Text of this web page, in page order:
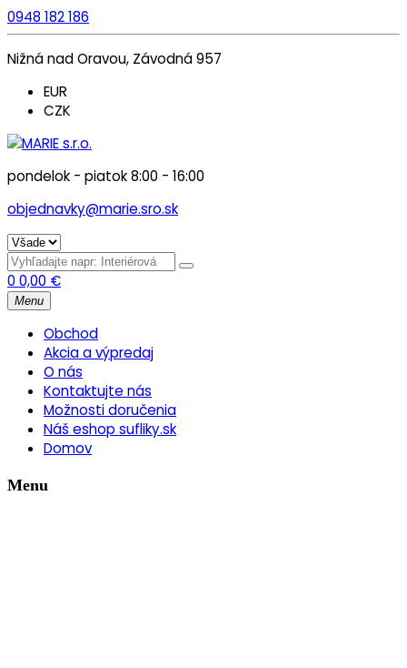
0948 182 186
Nižná nad Oravou, Závodná 957
EUR
CZK
pondelok - piatok 8:00 - 16:00
objednavky@marie.sro.sk
0 0,00 €
Menu
Obchod
Akcia a výpredaj
O nás
Kontaktujte nás
Možnosti doručenia
Náš eshop sufliky.sk
Domov
Menu